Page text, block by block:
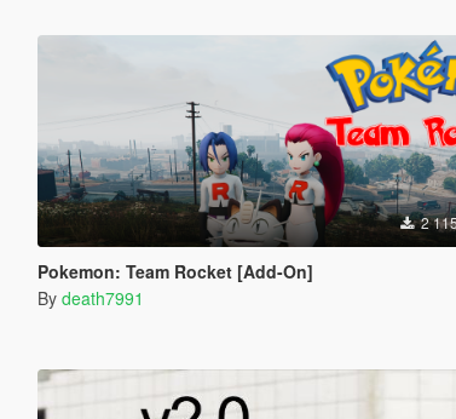
2
Pokemon: Team Rocket [Add-On]
By death7991